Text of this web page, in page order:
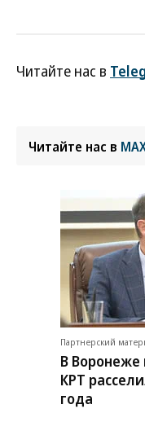
Читайте нас в
Читайте нас в
Партнерский
В
КРТ
года